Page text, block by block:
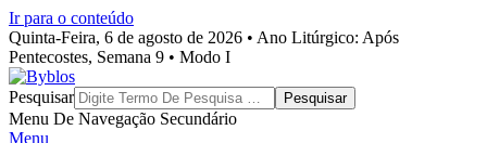
Ir para o conteúdo
Quinta-Feira, 6 de agosto de 2026 • Ano Litúrgico: Após
Pentecostes, Semana 9 • Modo I
Byblos
Pesquisar
Menu De Navegação Secundário
Menu